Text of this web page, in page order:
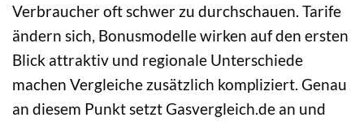
Verbraucher oft schwer zu durchschauen. Tarife
ändern sich, Bonusmodelle wirken auf den ersten
Blick attraktiv und regionale Unterschiede
machen Vergleiche zusätzlich kompliziert. Genau
an diesem Punkt setzt Gasvergleich.de an und